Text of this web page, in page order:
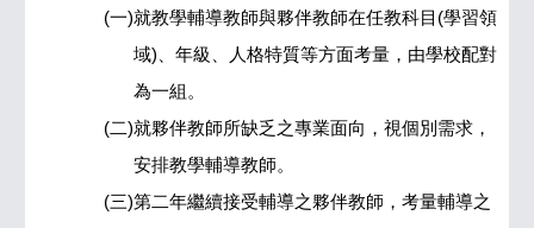
(一)就教學輔導教師與夥伴教師在任教科目(學習領
域)、年級、人格特質等方面考量，由學校配對
為一組。
(二)就夥伴教師所缺乏之專業面向，視個別需求，
安排教學輔導教師。
(三)第二年繼續接受輔導之夥伴教師，考量輔導之